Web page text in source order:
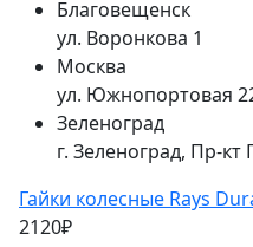
Благовещенск
ул. Воронкова 1
Москва
ул. Южнопортовая
Зеленоград
г. Зеленоград, Пр-кт
Гайки колесные Rays
2120₽